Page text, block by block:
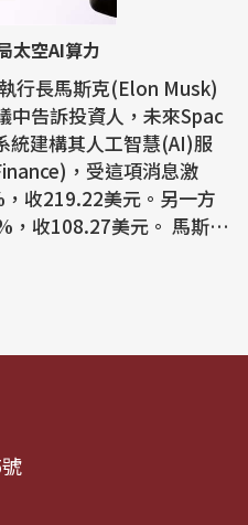
太空AI算力
行長馬斯克(Elon Musk)
中告訴投資人，未來Spac
統建構其人工智慧(AI)服
收219.22美元。另一方
108.27美元。 馬斯克